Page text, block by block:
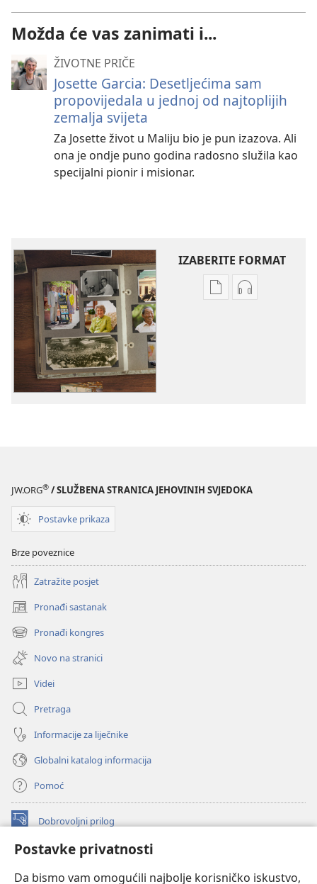
Postavke privatnosti
Da bismo vam omogućili najbolje korisničko iskustvo,
Možda će vas zanimati i...
ŽIVOTNE PRIČE
Josette Garcia: Desetljećima sam
propovijedala u jednoj od najtoplijih
zemalja svijeta
Za Josette život u Maliju bio je pun izazova. Ali
ona je ondje puno godina radosno služila kao
specijalni pionir i misionar.
IZABERITE FORMAT
PostavkePostavke
JW.ORG® / SLUŽBENA STRANICA JEHOVINIH SVJEDOKA
Postavke prikaza
Brze poveznice
Zatražite posjet
Pronađi sastanak
(otvara
se
novi
prozor)
Pronađi kongres
(otvara
se
novi
prozor)
Novo na stranici
Videi
Pretraga
Informacije za liječnike
Globalni katalog informacija
Pomoć
Dobrovoljni prilog
(otvara
novi
INTERNETSKA BIBLIOTEKA Watchtower
se